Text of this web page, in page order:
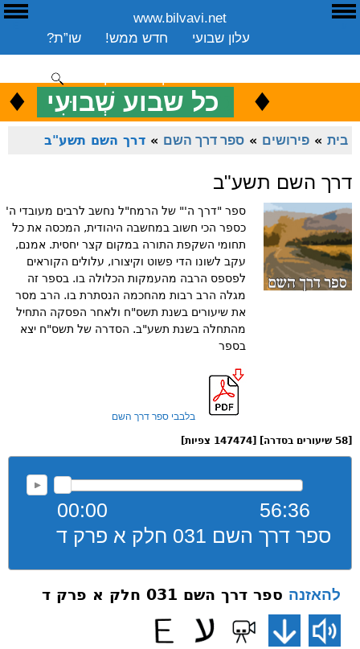
www.bilvavi.net
שו”ת?
חדש ממש!
עלון שבועי
שיעורים שבועי
ספרים
ארכיון
סקירה כללית
ENGLISH ♦ כל שבוע שְׁבוּעִי ♦
בית » פירושים » ספר דרך השם » דרך השם תשע"ב
דרך השם תשע"ב
ספר "דרך ה'" של הרמח"ל נחשב לרבים מעובדי ה'
כספר הכי חשוב במחשבה היהודית, המכסה את כל
תחומי השקפת התורה במקום קצר יחסית. אמנם,
עקב לשונו הדי פשוט וקיצורו, עלולים הקוראים
לפספס הרבה מהעמקות הכלולה בו. בספר זה
מגלה הרב רבות מהחכמה הנסתרת בו. הרב מסר
את שיעורים בשנת תשס"ח ולאחר הפסקה התחיל
מהתחלה בשנת תשע"ב. הסדרה של תשס"ח יצא
בספר
בלבבי ספר דרך השם
00:00
56:36
ספר דרך השם 031 חלק א פרק ד
להאזנה ספר דרך השם 031 חלק א פרק ד